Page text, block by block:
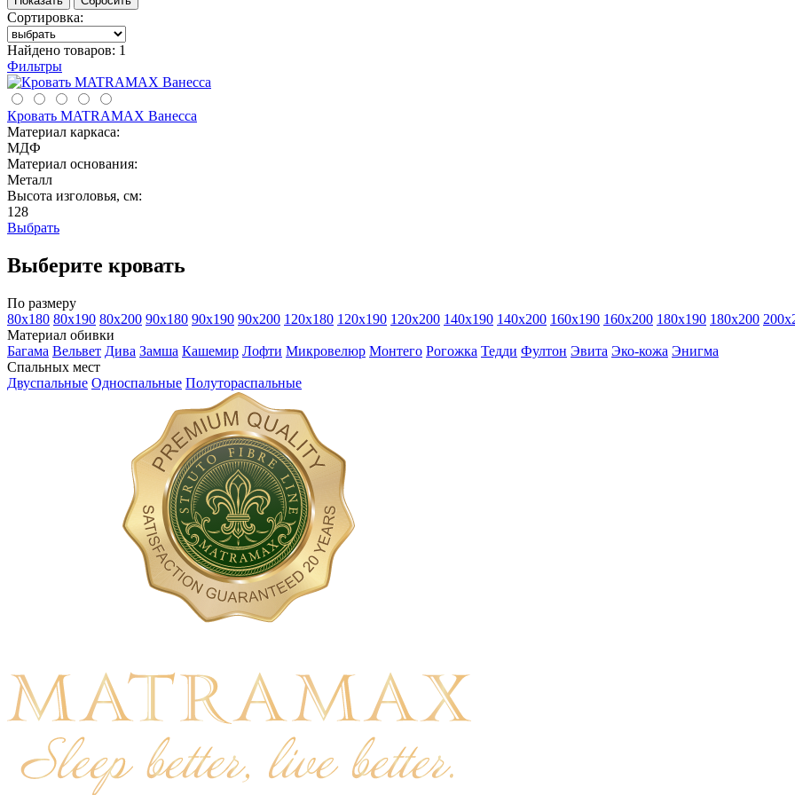
Сортировка:
Найдено товаров: 1
Фильтры
Кровать MATRAMAX Ванесса
Материал каркаса:
МДФ
Материал основания:
Металл
Высота изголовья, см:
128
Выбрать
Выберите кровать
По размеру
80х180 80х190 80х200 90х180 90х190 90х200 120х180 120х190 120х200 140х190 140х200 160х190 160х200 180х190 180х200
Материал обивки
Багама Вельвет Дива Замша Кашемир Лофти Микровелюр Монтего Рогожка Тедди Фултон Эвита Эко-кожа Энигма
Спальных мест
Двуспальные Односпальные Полутораспальные